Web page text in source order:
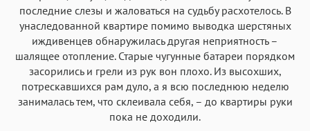
последние слезы и жаловаться на судьбу расхотелось. В
унаследованной квартире помимо выводка шерстяных
иждивенцев обнаружилась другая неприятность –
шалящее отопление. Старые чугунные батареи порядком
засорились и грели из рук вон плохо. Из высохших,
потрескавшихся рам дуло, а я всю последнюю неделю
занималась тем, что склеивала себя, – до квартиры руки
пока не доходили.